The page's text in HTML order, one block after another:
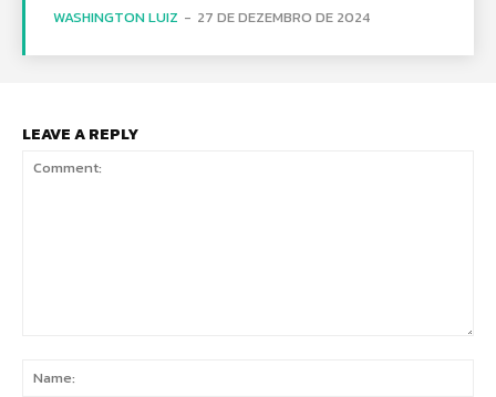
WASHINGTON LUIZ - 27 DE DEZEMBRO DE 2024
LEAVE A REPLY